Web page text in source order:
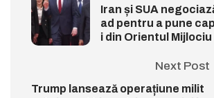
Iran și SUA
ad pentru a pune
i din Orientul Mijlociu
Next Post
Trump lansează operațiune milit